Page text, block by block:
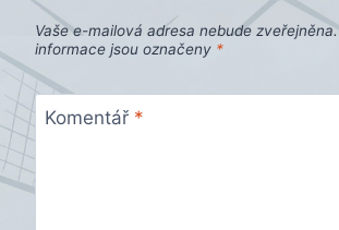
Vaše e-mailová adresa nebude zveřejněna.
informace jsou označeny *
Komentář *